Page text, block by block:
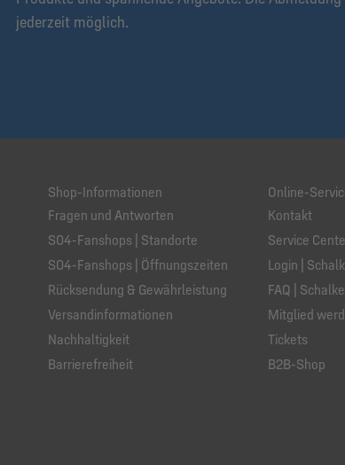
jederzeit möglich.
Shop-Informationen
Fragen und Antworten
S04-Fanshops | Standorte
S04-Fanshops | Öffnungszeiten
Rücksendung & Gewährleistung
Versandinformationen
Nachhaltigkeit
Barrierefreiheit
Online-
Kontakt
Service
Login |
FAQ |
Mitglied
Tickets
B2B-Shop